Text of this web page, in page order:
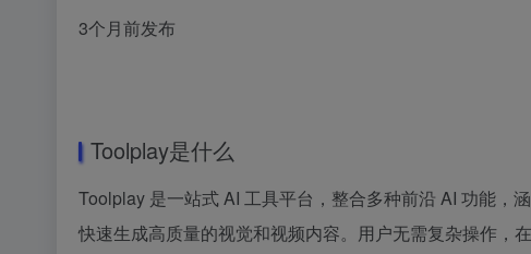
3个月前发布
Toolplay是什么
Toolplay 是一站式 AI 工具平台，整合多种前沿 AI 功能，
快速生成高质量的视觉和视频内容。用户无需复杂操作，